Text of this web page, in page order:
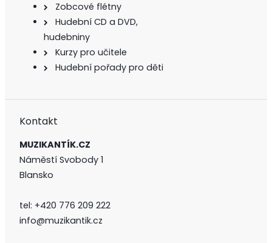
Zobcové flétny
Hudební CD a DVD,
hudebniny
Kurzy pro učitele
Hudební pořady pro děti
Kontakt
MUZIKANTÍK.CZ
Náměstí Svobody 1
Blansko
tel: +420 776 209 222
info@muzikantik.cz